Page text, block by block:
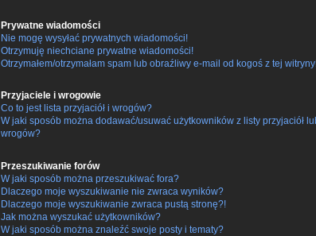
Prywatne wiadomości
Nie mogę wysyłać prywatnych wiadomości!
Otrzymuję niechciane prywatne wiadomości!
Otrzymałem/otrzymałam spam lub obraźliwy e-mail od kogoś z tej
Przyjaciele i wrogowie
Co to jest lista przyjaciół i wrogów?
W jaki sposób można dodawać/usuwać użytkowników z listy przyjaciół
wrogów?
Przeszukiwanie forów
W jaki sposób można przeszukiwać fora?
Dlaczego moje wyszukiwanie nie zwraca wyników?
Dlaczego moje wyszukiwanie zwraca pustą stronę?!
Jak można wyszukać użytkowników?
W jaki sposób można znaleźć swoje posty i tematy?